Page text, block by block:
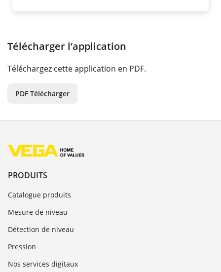
Télécharger l‘application
Téléchargez cette application en PDF.
PDF Télécharger
PRODUITS
Catalogue produits
Mesure de niveau
Détection de niveau
Pression
Nos services digitaux